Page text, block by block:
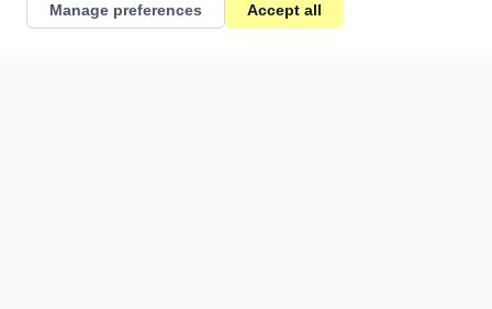
Manage preferences Accept all